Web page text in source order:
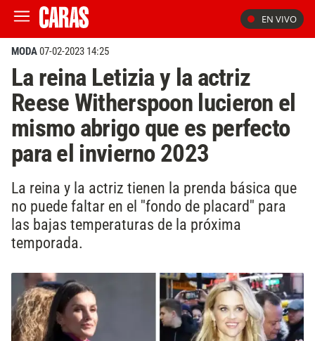
EN VIVO
MODA07-02-2023 14:25
La reina Letizia y la actriz
Reese Witherspoon lucieron el
mismo abrigo que es perfecto
para el invierno 2023
La reina y la actriz tienen la prenda básica que
no puede faltar en el ''fondo de placard'' para
las bajas temperaturas de la próxima
temporada.